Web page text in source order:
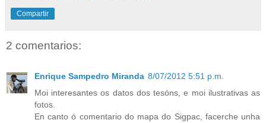
Compartir
2 comentarios:
Enrique Sampedro Miranda 8/07/2012 5:51 p.m.
Moi interesantes os datos dos tesóns, e moi ilustrativas as
fotos.
En canto ó comentario do mapa do Sigpac, facerche unha